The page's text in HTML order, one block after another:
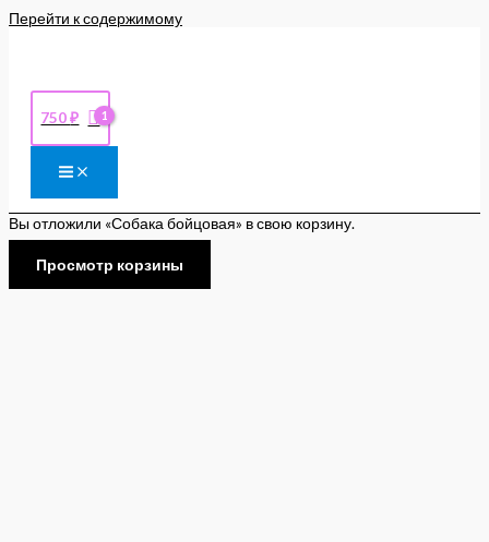
Перейти к содержимому
750₽
Вы отложили «Собака бойцовая» в свою корзину.
Просмотр корзины